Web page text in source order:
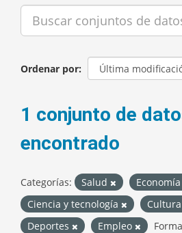
Ordenar por
1 conjunto de
encontrado
Categorías: Salud Economía
Ciencia y tecnología
Deportes
Empleo